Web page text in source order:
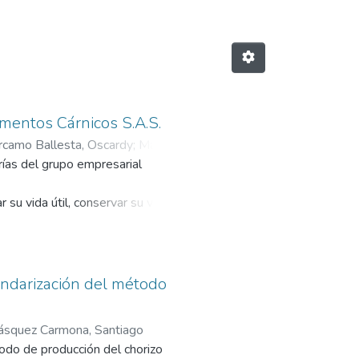
Cárnicos S.A.S.
Ballesta, Oscardy;
del grupo empresarial
vida útil, conservar su valor
con insuficiencia de frio
de congelación que se ha
esta operación,
trabajo de grado, buscando
del método
Carmona, Santiago
de producción del chorizo